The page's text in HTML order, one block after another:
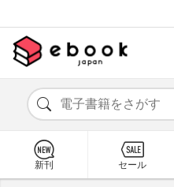
新刊 セール